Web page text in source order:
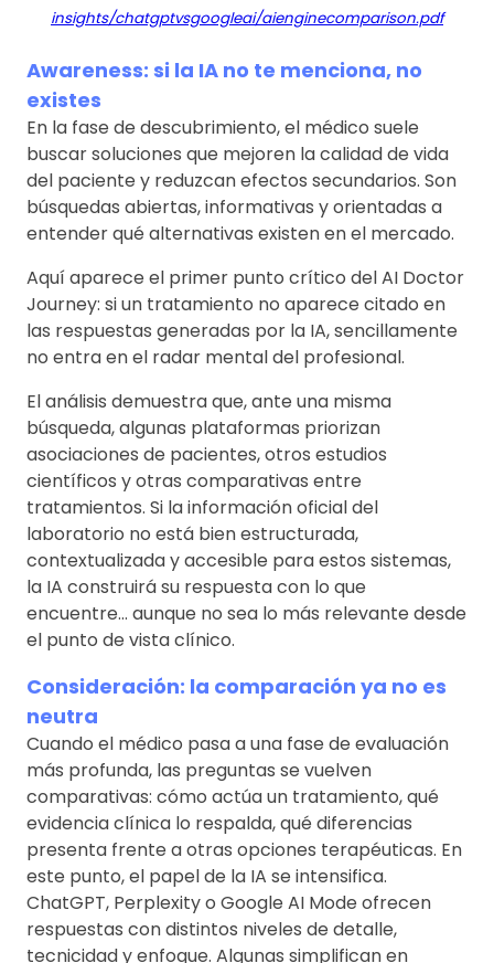
insights/chatgptvsgoogleai/aienginecomparison.pdf
Awareness: si la IA no te menciona, no
existes
En la fase de descubrimiento, el médico suele
buscar soluciones que mejoren la calidad de vida
del paciente y reduzcan efectos secundarios. Son
búsquedas abiertas, informativas y orientadas a
entender qué alternativas existen en el mercado.
Aquí aparece el primer punto crítico del AI Doctor
Journey: si un tratamiento no aparece citado en
las respuestas generadas por la IA, sencillamente
no entra en el radar mental del profesional.
El análisis demuestra que, ante una misma
búsqueda, algunas plataformas priorizan
asociaciones de pacientes, otros estudios
científicos y otras comparativas entre
tratamientos. Si la información oficial del
laboratorio no está bien estructurada,
contextualizada y accesible para estos sistemas,
la IA construirá su respuesta con lo que
encuentre… aunque no sea lo más relevante desde
el punto de vista clínico.
Consideración: la comparación ya no es
neutra
Cuando el médico pasa a una fase de evaluación
más profunda, las preguntas se vuelven
comparativas: cómo actúa un tratamiento, qué
evidencia clínica lo respalda, qué diferencias
presenta frente a otras opciones terapéuticas. En
este punto, el papel de la IA se intensifica.
ChatGPT, Perplexity o Google AI Mode ofrecen
respuestas con distintos niveles de detalle,
tecnicidad y enfoque. Algunas simplifican en